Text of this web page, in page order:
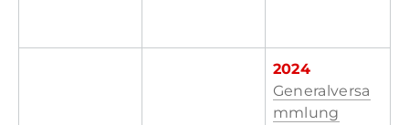
2024
Generalversa
mmlung